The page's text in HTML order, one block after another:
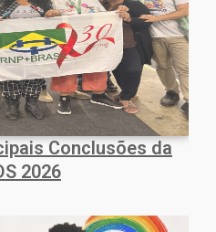
Conclusões da
2026